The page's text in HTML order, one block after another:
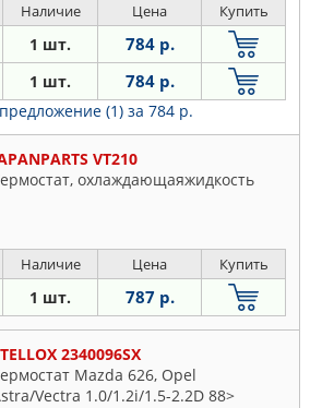
Наличие Цена Купить
1 шт. 784 р.
1 шт. 784 р.
(1) за 784 р.
VT210
охлаждающаяжидкость
Наличие Цена Купить
1 шт. 787 р.
2340096SX
Mazda 626, Opel
Vectra 1.0/1.2i/1.5-2.2D 88>